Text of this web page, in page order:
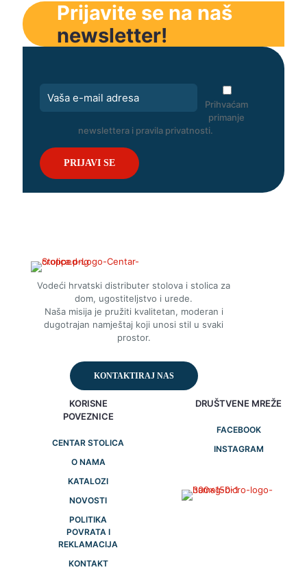
Prijavite se na naš
newsletter!
Prihvaćam
primanje
newslettera i pravila privatnosti.
Vodeći hrvatski distributer stolova i stolica za
dom, ugostiteljstvo i urede.
Naša misija je pružiti kvalitetan, moderan i
dugotrajan namještaj koji unosi stil u svaki
prostor.
KONTAKTIRAJ NAS
KORISNE
POVEZNICE
CENTAR STOLICA
O NAMA
KATALOZI
NOVOSTI
POLITIKA
POVRATA I
REKLAMACIJA
KONTAKT
DRUŠTVENE MREŽE
FACEBOOK
INSTAGRAM